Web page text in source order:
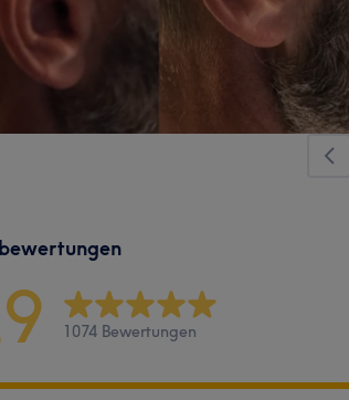
1074 Bewertungen